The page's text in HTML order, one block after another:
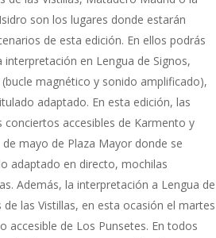
son los lugares donde estarán
de esta edición. En ellos podrás
en Lengua de Signos,
magnético y sonido amplificado),
adaptado. En esta edición, las
accesibles de Karmento y
mayo de Plaza Mayor donde se
adaptado en directo, mochilas
Además, la interpretación a Lengua de
las Vistillas, en esta ocasión el martes
accesible de Los Punsetes. En todos